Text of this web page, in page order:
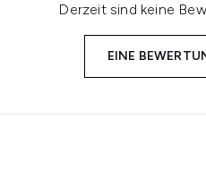
Derzeit sind keine
EINE